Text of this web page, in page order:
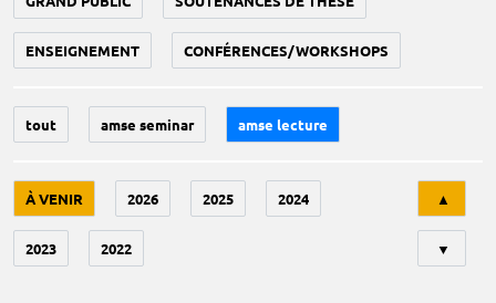
ENSEIGNEMENT CONFÉRENCES/WORKSHOPS
tout amse seminar amse lecture
À VENIR 2026 2025 2024
2023 2022
▲
▼